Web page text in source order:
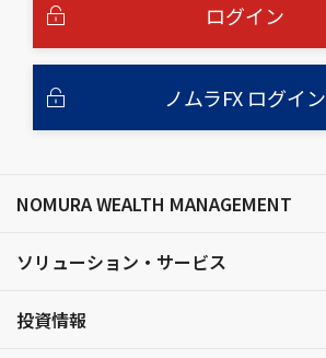
ログイン
ノムラFX ログイン
NOMURA WEALTH MANAGEMENT
ソリューション・サービス
投資情報